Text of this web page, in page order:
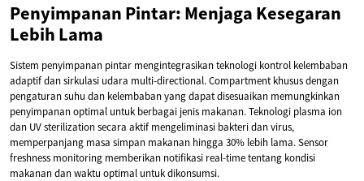
Penyimpanan Pintar: Menjaga Kesegaran
Lebih Lama
Sistem penyimpanan pintar mengintegrasikan teknologi kontrol kelembaban
adaptif dan sirkulasi udara multi-directional. Compartment khusus dengan
pengaturan suhu dan kelembaban yang dapat disesuaikan memungkinkan
penyimpanan optimal untuk berbagai jenis makanan. Teknologi plasma ion
dan UV sterilization secara aktif mengeliminasi bakteri dan virus,
memperpanjang masa simpan makanan hingga 30% lebih lama. Sensor
freshness monitoring memberikan notifikasi real-time tentang kondisi
makanan dan waktu optimal untuk dikonsumsi.